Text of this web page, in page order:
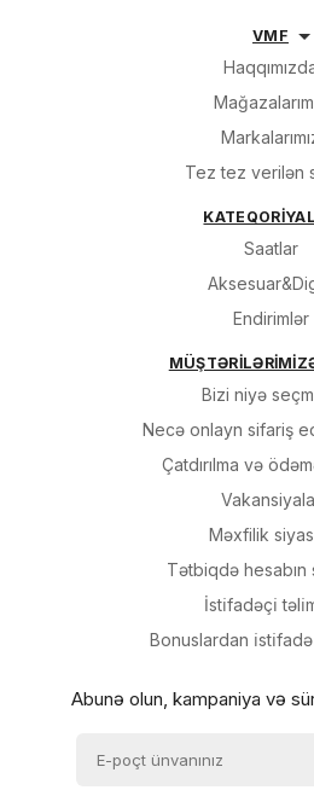
VMF
Tez tez verilən
Saatlar
Endirimlər
Bizi niyə
Necə onlayn sifariş
Çatdırılma və
Məxfilik
Tətbiqdə hesabın
İsti̇fadəçi̇
Bonuslardan
Abunə olun, kampaniya və